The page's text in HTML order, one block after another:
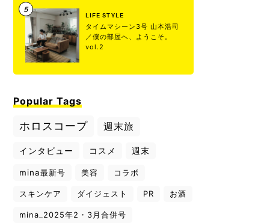
LIFE STYLE
タイムマシーン3号 山本浩司
／僕の部屋へ、ようこそ。
vol.2
Popular Tags
ホロスコープ 週末旅
インタビュー コスメ 週末
mina最新号 美容 コラボ
スキンケア ダイジェスト PR お酒
mina_2025年2・3月合併号